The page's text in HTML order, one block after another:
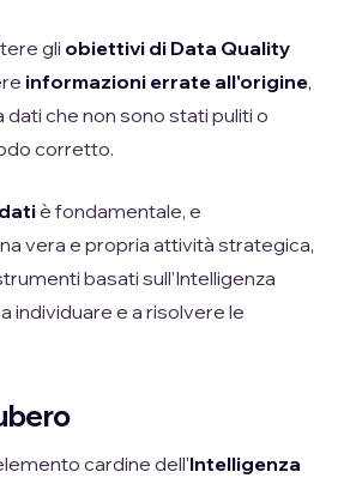
gli obiettivi di Data Quality
informazioni errate all'origine,
che non sono stati puliti o
corretto.
è fondamentale, e
vera e propria attività strategica,
basati sull'Intelligenza
individuare e a risolvere le
cardine dell'Intelligenza